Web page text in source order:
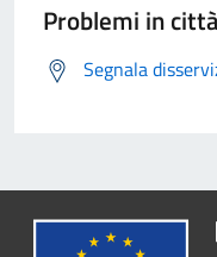
Problemi in città
Segnala